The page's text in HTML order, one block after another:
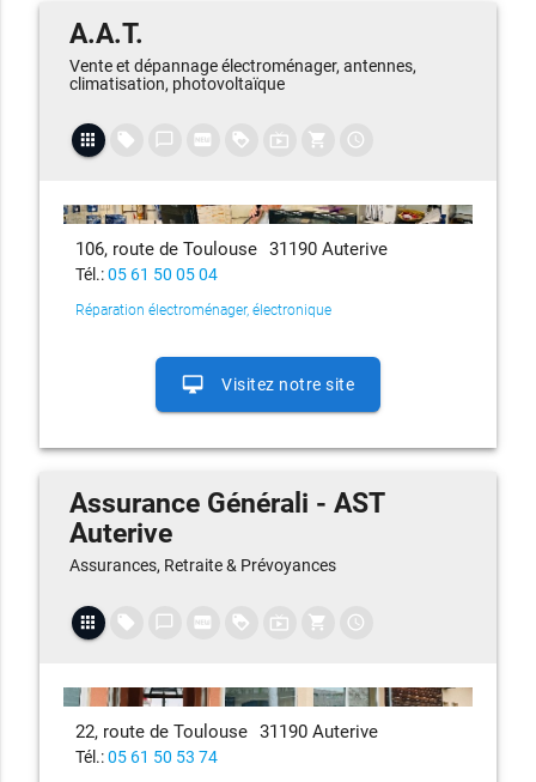
A.A.T.
Vente et dépannage électroménager, antennes,
climatisation, photovoltaïque
apps local_offer chat_bubble_outline fiber_new loyalty live_tv shopping_cart access_time
106, route de Toulouse 31190 Auterive
Tél.:05 61 50 05 04
Réparation électroménager, électronique
desktop_mac Visitez notre site
Assurance Générali - AST
Auterive
Assurances, Retraite & Prévoyances
apps local_offer chat_bubble_outline fiber_new loyalty live_tv shopping_cart access_time
22, route de Toulouse 31190 Auterive
Tél.:05 61 50 53 74